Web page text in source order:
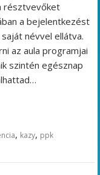
résztvevőket
a bejelentkezést
névvel ellátva.
az aula programjai
szintén egésznap
, kazy, ppk